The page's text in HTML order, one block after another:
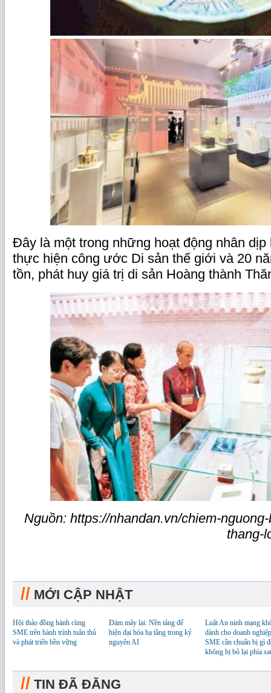
Đây là một trong những hoạt động nhân dịp
thực hiện công ước Di sản thế giới và 20
tồn, phát huy giá trị di sản Hoàng thành
Nguồn: https://nhandan.vn/chiem-
thang-
// MỚI CẬP NHẬT
Hội thảo đồng hành cùng
SME trên hành trình tuân thủ
và phát triển bền vững
Đám mây lai: Nền tảng để
hiện đại hóa hạ tầng trong kỷ
nguyên AI
Luật An ninh mạng
dành cho doanh
SME cần chuẩn bị gì
không bị bỏ lại phía
// TIN ĐÃ ĐĂNG